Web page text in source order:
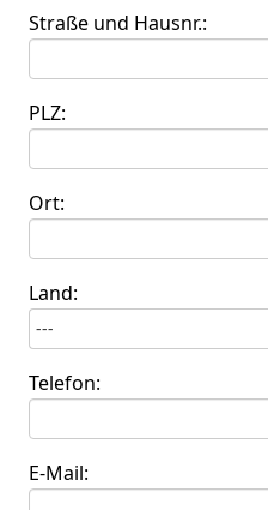
Straße und Hausnr.:
PLZ:
Ort:
Land:
Telefon:
E-Mail: